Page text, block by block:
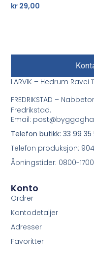
kr 29,00
Konto
Ordrer
Kontodetaljer
Adresser
Favoritter
LARVIK – Hedrum Ravei
FREDRIKSTAD –
Fredrikstad.
Email:
Telefon butikk: 33 99 35
Telefon produksjon: 904
Åpningstider: 0800-